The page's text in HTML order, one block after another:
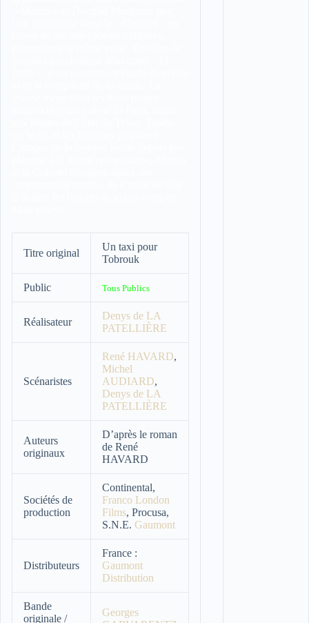
Titre original
Un taxi pour
Tobrouk
Public Tous Publics
Réalisateur
Denys de LA
PATELLIÈRE
Scénaristes
René HAVARD,
Michel
AUDIARD,
Denys de LA
PATELLIÈRE
Auteurs
originaux
D’après le roman
de René
HAVARD
Sociétés de
production
Continental,
Franco London
Films, Procusa,
S.N.E. Gaumont
Distributeurs
France :
Gaumont
Distribution
Bande
originale /
Georges